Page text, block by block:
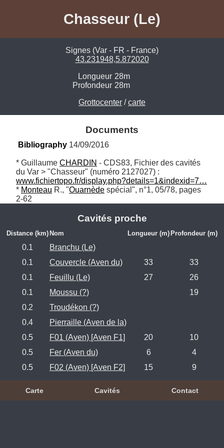
Chasseur (Le)
Signes (Var - FR - France)
43.231948,5.872020
Longueur 28m
Profondeur 28m
Grottocenter /carte
Documents
Bibliography 14/09/2016
* Guillaume CHARDIN - CDS83, Fichier des cavités
www.fichiertopo.fr/display.php?details=1&indexid=7…
* Monteau R., "Ouarnède spécial", n°1, 05/78, pages
2-62
Cavités proche
Distance (km) Nom Longueur (m) Profondeur (m)
0.1
Branchu (Le)
0.1
Couvercle (Aven du) 33
33
0.1
Feuillu (Le) 27
26
0.1
Moussu (?)
19
0.2
Troudékon (?)
0.4
Pierraille (Aven de la)
0.5
F01 (Aven) [Aven F1] 20
10
0.5
Fer (Aven du) 6
4
0.5
F02 (Aven) [Aven F2] 15 9
Carte Cavités Contact